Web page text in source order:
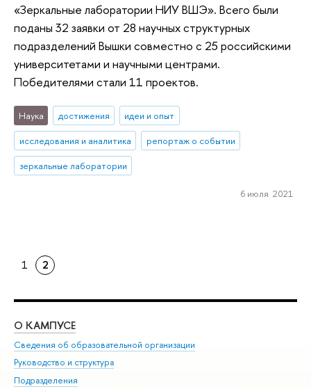
«Зеркальные лаборатории НИУ ВШЭ». Всего были
поданы 32 заявки от 28 научных структурных
подразделений Вышки совместно с 25 российскими
университетами и научными центрами.
Победителями стали 11 проектов.
Наука достижения
идеи и опыт
исследования и аналитика
репортаж о событии
зеркальные лаборатории
6 июля 2021
1 2
О КАМПУСЕ
Сведения об образовательной организации
Руководство и структура
Подразделения